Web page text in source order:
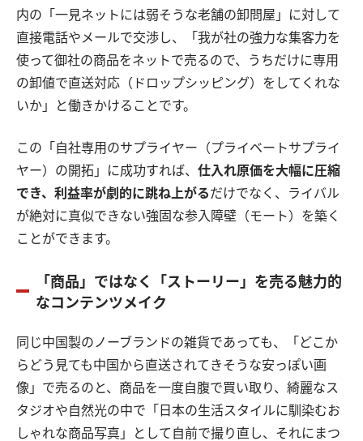
内の「一見ネットには弱そうな老舗の卸問屋」に対して
直接電話やメールで交渉し、「我が社の強力な集客力を
使って御社の商品をネットで売るので、うちだけに専用
の卸値で直送対応（ドロップシッピング）をしてくれな
いか」と働きかけることです。
この「自社専用のサプライヤー（プライベートサプライ
ヤー）の開拓」に成功すれば、 仕入れ原価を大幅に圧縮
でき、利益率が劇的に跳ね上がるだけでなく、ライバル
が絶対に真似できない強固な参入障壁（モート）を築く
ことができます。
「商品」ではなく「ストーリー」を売る魅力的
なコンテンツメイク
同じ中国製のノーブランドの雑貨であっても、「どこか
らどう見ても中国から直送されてきそうな安っぽい画
像」で売るのと、商品を一度自腹で買い取り、綺麗なス
タジオや自然光の中で「日本の生活スタイルに馴染むお
しゃれな商品写真」として自前で撮り直し、それにまつ